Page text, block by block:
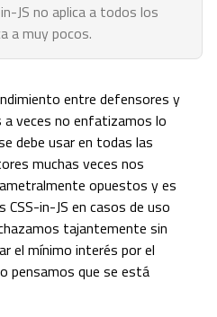
JS no aplica a todos los
a muy pocos.
entre defensores y
veces no enfatizamos lo
debe usar en todas las
muchas veces nos
opuestos y es
in-JS en casos de uso
tajantemente sin
el mínimo interés por el
pensamos que se está